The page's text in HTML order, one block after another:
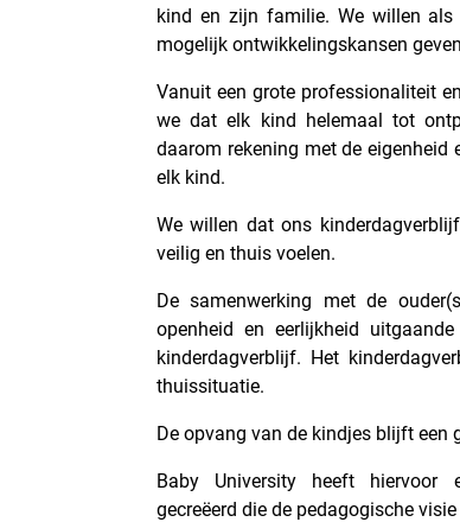
kind en zijn familie. We willen
mogelijk ontwikkelingskansen
Vanuit een grote professionaliteit
we dat elk kind helemaal tot
daarom rekening met de eigenheid
elk kind.
We willen dat ons
veilig en thuis voelen.
De samenwerking met de
openheid en eerlijkheid
kinderdagverblijf. Het
thuissituatie.
De opvang van de kindjes blijft een
Baby University heeft hiervoor
gecreëerd die de pedagogische